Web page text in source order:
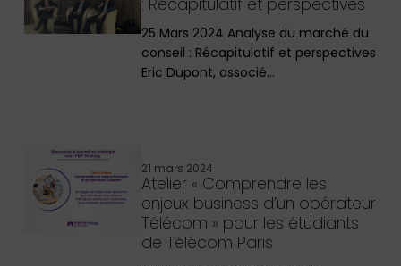
: Récapitulatif et perspectives
25 Mars 2024 Analyse du marché du
conseil : Récapitulatif et perspectives
Eric Dupont, associé…
21 mars 2024
Atelier « Comprendre les
enjeux business d’un opérateur
Télécom » pour les étudiants
de Télécom Paris